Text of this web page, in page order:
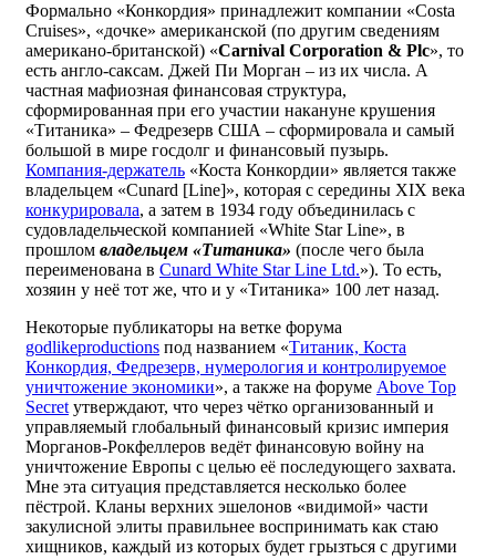
Формально «Конкордия» принадлежит компании «Costa
Cruises», «дочке» американской (по другим сведениям
американо-британской) «Carnival Corporation & Plc», то
есть англо-саксам. Джей Пи Морган – из их числа. А
частная мафиозная финансовая структура,
сформированная при его участии накануне крушения
«Титаника» – Федрезерв США – сформировала и самый
большой в мире госдолг и финансовый пузырь.
Компания-держатель «Коста Конкордии» является также
владельцем «Cunard [Line]», которая с середины XIX века
конкурировала, а затем в 1934 году объединилась с
судовладельческой компанией «White Star Line», в
прошлом владельцем «Титаника» (после чего была
переименована в Cunard White Star Line Ltd.»). То есть,
хозяин у неё тот же, что и у «Титаника» 100 лет назад.
Некоторые публикаторы на ветке форума
godlikeproductions под названием «Титаник, Коста
Конкордия, Федрезерв, нумерология и контролируемое
уничтожение экономики», а также на форуме Above Top
Secret утверждают, что через чётко организованный и
управляемый глобальный финансовый кризис империя
Морганов-Рокфеллеров ведёт финансовую войну на
уничтожение Европы с целью её последующего захвата.
Мне эта ситуация представляется несколько более
пёстрой. Кланы верхних эшелонов «видимой» части
закулисной элиты правильнее воспринимать как стаю
хищников, каждый из которых будет грызться с другими